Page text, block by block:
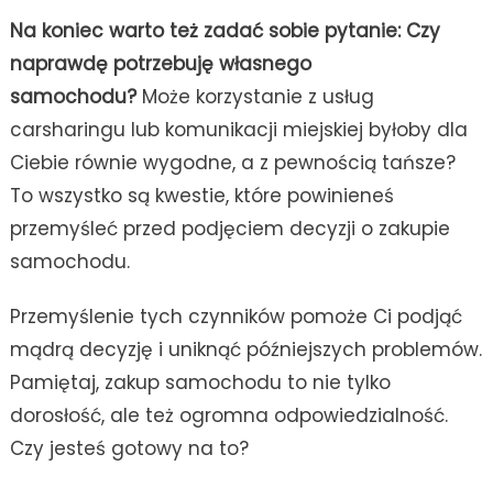
Na koniec warto też zadać sobie pytanie: Czy
naprawdę potrzebuję własnego
samochodu?Może korzystanie z usług
carsharingu lub komunikacji miejskiej byłoby dla
Ciebie równie wygodne, a z pewnością tańsze?
To wszystko są kwestie, które powinieneś
przemyśleć przed podjęciem decyzji o zakupie
samochodu.
Przemyślenie tych czynników pomoże Ci podjąć
mądrą decyzję i uniknąć późniejszych problemów.
Pamiętaj, zakup samochodu to nie tylko
dorosłość, ale też ogromna odpowiedzialność.
Czy jesteś gotowy na to?